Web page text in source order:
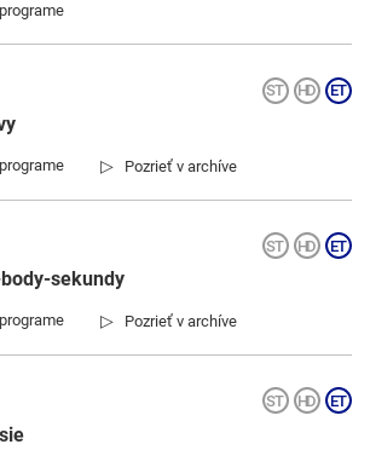
▷ Pozrieť v archíve
sekundy
▷ Pozrieť v archíve